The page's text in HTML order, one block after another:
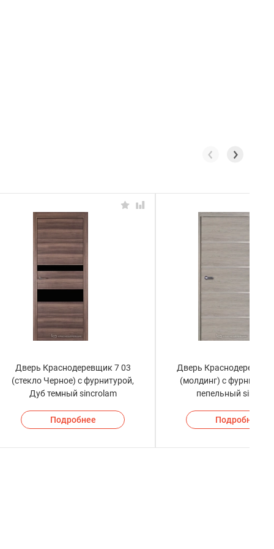
Дверь Краснодеревщик 7 03
(стекло Черное) с фурнитурой,
Дуб темный sincrolam
Подробнее
Дверь
(молдинг) с
пепельный
Подробнее